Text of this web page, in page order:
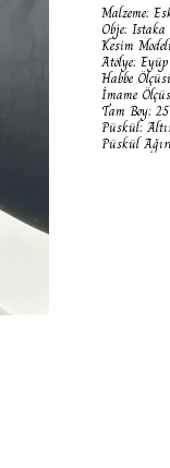
Malzeme:
Obje: Istaka
Kesim
Atölye:
Habbe
İmame
Tam Boy:
Püskül:
Püskül